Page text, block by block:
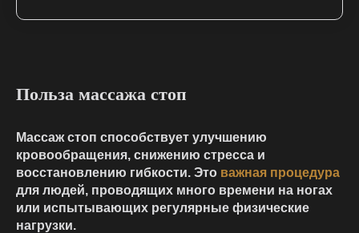
Польза массажа стоп
Массаж стоп способствует улучшению
кровообращения, снижению стресса и
восстановлению гибкости. Это важная процедура
для людей, проводящих много времени на ногах
или испытывающих регулярные физические
нагрузки.